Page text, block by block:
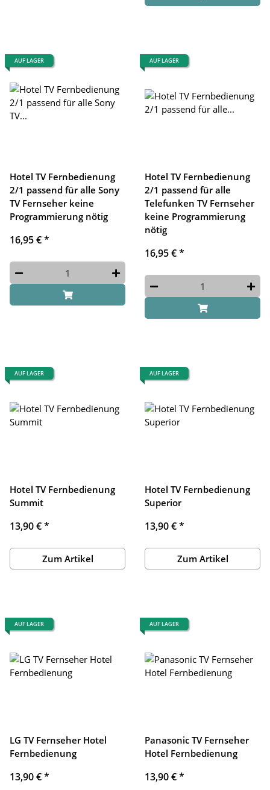
AUF LAGER
Hotel TV Fernbedienung
2/1 passend für alle Sony
TV Fernseher keine
Programmierung nötig
16,95 €*
AUF LAGER
Hotel TV Fernbedienung
2/1 passend für alle
Telefunken TV Fernseher
keine Programmierung
nötig
16,95 €*
AUF LAGER
Hotel TV Fernbedienung
Summit
13,90 €*
Zum Artikel
AUF LAGER
Hotel TV Fernbedienung
Superior
13,90 €*
Zum Artikel
AUF LAGER
LG TV Fernseher Hotel
Fernbedienung
13,90 €*
AUF LAGER
Panasonic TV Fernseher
Hotel Fernbedienung
13,90 €*